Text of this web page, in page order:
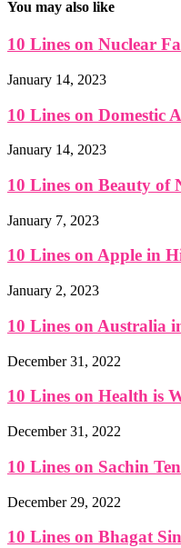
You may also like
10 Lines on Nuclear
January 14, 2023
10 Lines on Domestic
January 14, 2023
10 Lines on Beauty of
January 7, 2023
10 Lines on Apple in
January 2, 2023
10 Lines on Australia
December 31, 2022
10 Lines on Health is
December 31, 2022
10 Lines on Sachin
December 29, 2022
10 Lines on Bhagat